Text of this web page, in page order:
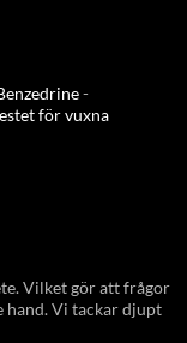
-
för vuxna
Vilket gör att frågor
hand. Vi tackar djupt